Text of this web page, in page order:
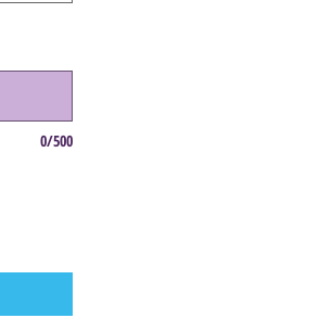
0/500